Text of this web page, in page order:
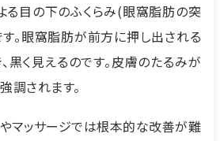
る目の下のふくらみ(眼窩脂肪の突
。眼窩脂肪が前方に押し出される
黒く見えるのです。皮膚のたるみが
調されます。
やマッサージでは根本的な改善が難